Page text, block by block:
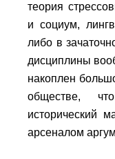
теория
и социум,
либо в
дисциплины
накоплен
обществе,
исторический
арсеналом